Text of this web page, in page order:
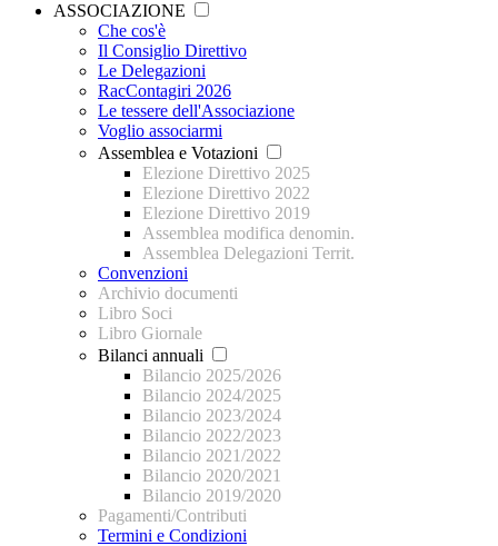
ASSOCIAZIONE
Che cos'è
Il Consiglio Direttivo
Le Delegazioni
RacContagiri 2026
Le tessere dell'Associazione
Voglio associarmi
Assemblea e Votazioni
Elezione Direttivo 2025
Elezione Direttivo 2022
Elezione Direttivo 2019
Assemblea modifica denomin.
Assemblea Delegazioni Territ.
Convenzioni
Archivio documenti
Libro Soci
Libro Giornale
Bilanci annuali
Bilancio 2025/2026
Bilancio 2024/2025
Bilancio 2023/2024
Bilancio 2022/2023
Bilancio 2021/2022
Bilancio 2020/2021
Bilancio 2019/2020
Pagamenti/Contributi
Termini e Condizioni